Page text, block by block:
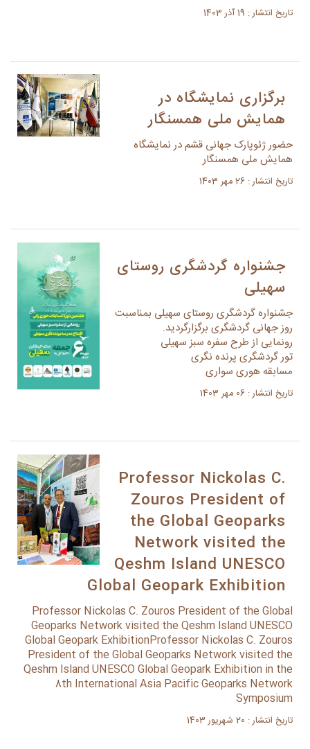
تاریخ انتشار : 19 آذر 1403
برگزاری نمایشگاه در
همایش ملی همسنگار
حضور ژئوپارک جهانی قشم در نمایشگاه
همایش ملی همسنگار
تاریخ انتشار : 26 مهر 1403
جشنواره گردشگری روستای
سهیلی
جشنواره گردشگری روستای سهیلی بمناسبت
روز جهانی گردشگری برگزارگردید.
رونمایی از طرح سفره سبز سهیلی
تور گردشگری پرنده نگری
مسابقه هوری سواری
تاریخ انتشار : 06 مهر 1403
Professor Nickolas C.
Zouros President of
the Global Geoparks
Network visited the
Qeshm Island UNESCO
Global Geopark Exhibition
Professor Nickolas C. Zouros President of the Global
Geoparks Network visited the Qeshm Island UNESCO
Global Geopark ExhibitionProfessor Nickolas C. Zouros
President of the Global Geoparks Network visited the
Qeshm Island UNESCO Global Geopark Exhibition in the
8th International Asia Pacific Geoparks Network
Symposium
تاریخ انتشار : 20 شهریور 1403